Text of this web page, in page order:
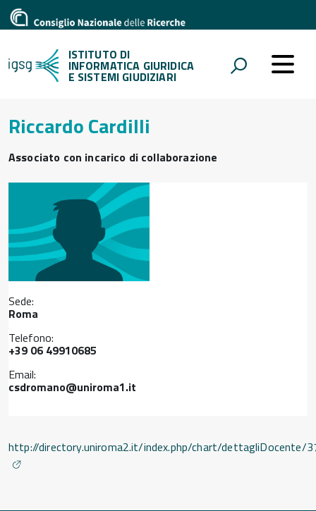
ISTITUTO DI
INFORMATICA GIURIDICA
E SISTEMI GIUDIZIARI
Riccardo Cardilli
Associato con incarico di collaborazione
Sede:
Roma
Telefono:
+39 06 49910685
Email:
csdromano@uniroma1.it
http://directory.uniroma2.it/index.php/chart/dettagliDocente/